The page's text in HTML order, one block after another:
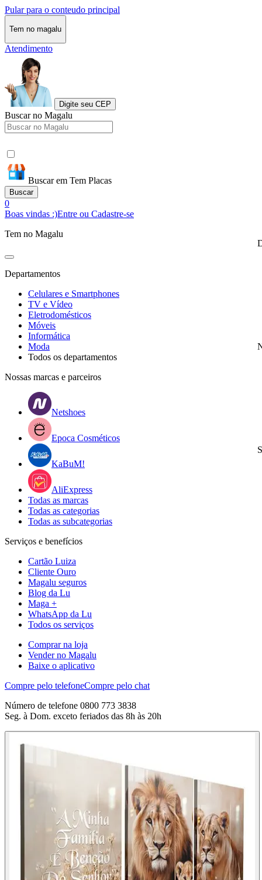
Pular para o conteudo principal
Tem no magalu
Atendimento
Digite seu CEP
Buscar no Magalu
Buscar em Tem Placas
Buscar
0
Boas vindas :)Entre ou Cadastre-se
Tem no Magalu
Departamentos
Celulares e Smartphones
TV e Vídeo
Eletrodomésticos
Móveis
Informática
Moda
Todos os departamentos
Nossas marcas e parceiros
Netshoes
Epoca Cosméticos
KaBuM!
AliExpress
Todas as marcas
Todas as categorias
Todas as subcategorias
Serviços e benefícios
Cartão Luiza
Cliente Ouro
Magalu seguros
Blog da Lu
Maga +
WhatsApp da Lu
Todos os serviços
Comprar na loja
Vender no Magalu
Baixe o aplicativo
Compre pelo telefoneCompre pelo chat
Número de telefone 0800 773 3838
Seg. à Dom. exceto feriados das 8h às 20h